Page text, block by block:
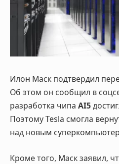
Илон Маск подтвердил
Об этом он сообщил в
разработка чипа AI5
Поэтому Tesla смогла
над новым
Кроме того, Маск заявил,